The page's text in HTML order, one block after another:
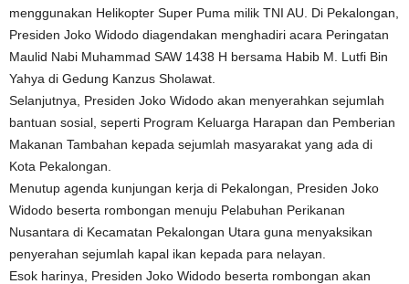
menggunakan Helikopter Super Puma milik TNI AU. Di Pekalongan,
Presiden Joko Widodo diagendakan menghadiri acara Peringatan
Maulid Nabi Muhammad SAW 1438 H bersama Habib M. Lutfi Bin
Yahya di Gedung Kanzus Sholawat.
Selanjutnya, Presiden Joko Widodo akan menyerahkan sejumlah
bantuan sosial, seperti Program Keluarga Harapan dan Pemberian
Makanan Tambahan kepada sejumlah masyarakat yang ada di
Kota Pekalongan.
Menutup agenda kunjungan kerja di Pekalongan, Presiden Joko
Widodo beserta rombongan menuju Pelabuhan Perikanan
Nusantara di Kecamatan Pekalongan Utara guna menyaksikan
penyerahan sejumlah kapal ikan kepada para nelayan.
Esok harinya, Presiden Joko Widodo beserta rombongan akan